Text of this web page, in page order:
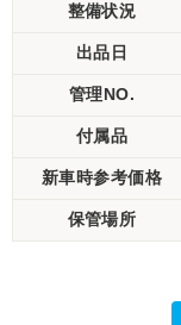
整備状況
出品日
管理NO.
付属品
新車時参考価格
保管場所